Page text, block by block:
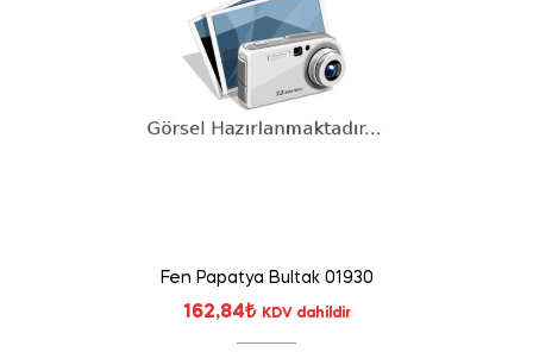
Fen Papatya Bultak 01930
162,84₺ KDV dahildir